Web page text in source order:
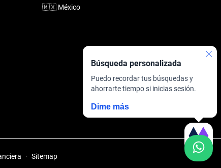
Búsqueda personalizada
Puedo recordar tus búsquedas y
ahorrarte tiempo si inicias sesión.
Dime más
🇲🇽 México
· Sitemap